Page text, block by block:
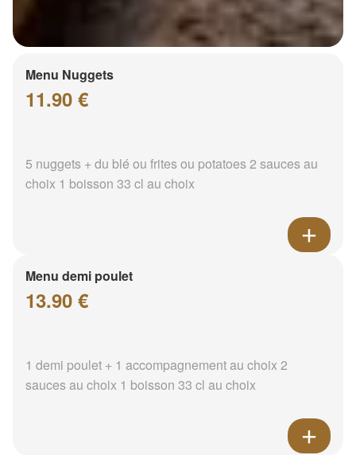
Menu Nuggets
11.90 €
5 nuggets + du blé ou frites ou potatoes 2 sauces au
choix 1 boisson 33 cl au choix
Menu demi poulet
13.90 €
1 demi poulet + 1 accompagnement au choix 2
sauces au choix 1 boisson 33 cl au choix